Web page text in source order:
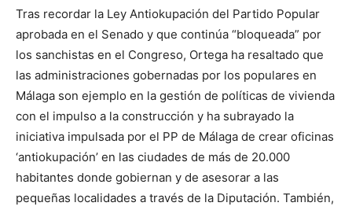
Tras recordar la Ley Antiokupación del Partido Popular
aprobada en el Senado y que continúa “bloqueada” por
los sanchistas en el Congreso, Ortega ha resaltado que
las administraciones gobernadas por los populares en
Málaga son ejemplo en la gestión de políticas de vivienda
con el impulso a la construcción y ha subrayado la
iniciativa impulsada por el PP de Málaga de crear oficinas
‘antiokupación’ en las ciudades de más de 20.000
habitantes donde gobiernan y de asesorar a las
pequeñas localidades a través de la Diputación. También,